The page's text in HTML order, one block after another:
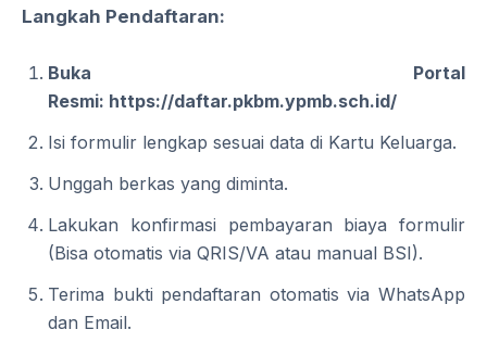
Langkah Pendaftaran:
Buka Portal
Resmi: https://daftar.pkbm.ypmb.sch.id/
Isi formulir lengkap sesuai data di Kartu Keluarga.
Unggah berkas yang diminta.
Lakukan konfirmasi pembayaran biaya formulir
(Bisa otomatis via QRIS/VA atau manual BSI).
Terima bukti pendaftaran otomatis via WhatsApp
dan Email.